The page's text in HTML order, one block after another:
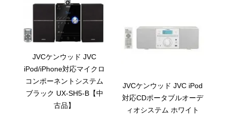
JVCケンウッド JVC
iPod/iPhone対応マイクロ
コンポーネントシステム
ブラック UX-SH5-B【中
古品】
JVCケンウッド JVC iPod
対応CDポータブルオーデ
ィオシステム ホワイト